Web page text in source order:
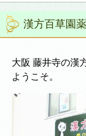
漢方百草園
大阪 藤井寺の漢
ようこそ。